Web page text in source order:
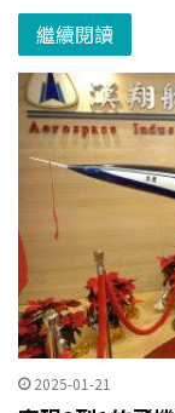
繼續閱讀
2025-01-21